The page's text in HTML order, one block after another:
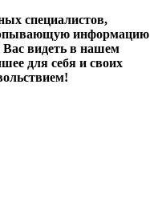
специалистов,
информацию
Вас видеть в нашем
для себя и своих